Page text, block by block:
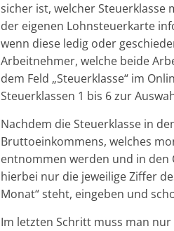
sicher ist, welcher
der eigenen Lohnsteuerkarte
wenn diese ledig oder
Arbeitnehmer, welche beide
dem Feld „Steuerklasse“ im
Steuerklassen 1 bis 6 zur
Nachdem die Steuerklasse in
Bruttoeinkommens, welches
entnommen werden und in den
hierbei nur die jeweilige Ziffer
Monat“ steht, eingeben und
Im letzten Schritt muss man